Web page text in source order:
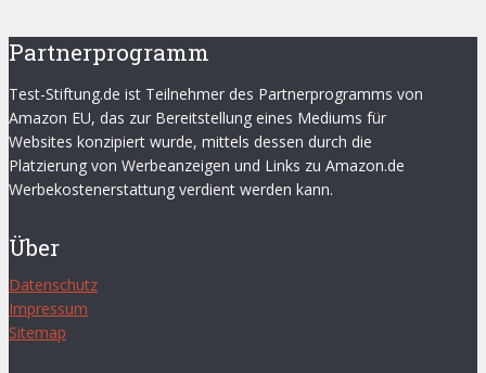
Partnerprogramm
Test-Stiftung.de ist Teilnehmer des Partnerprogramms von
Amazon EU, das zur Bereitstellung eines Mediums für
Websites konzipiert wurde, mittels dessen durch die
Platzierung von Werbeanzeigen und Links zu Amazon.de
Werbekostenerstattung verdient werden kann.
Über
Datenschutz
Impressum
Sitemap